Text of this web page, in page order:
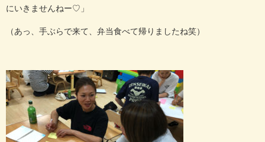
にいきませんねー♡」
（あっ、手ぶらで来て、弁当食べて帰りましたね笑）